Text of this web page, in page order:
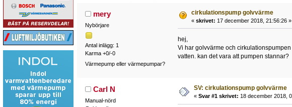
mery
Nybörjare
Antal inlägg: 1
Karma +0/-0
Värmepump eller värmepumpar?
cirkulationspump golvvärme
« skrivet: 17 december 2018, 21:56:26 »
hej,
Vi har golvvärme och
vatten. kan det vara att pumpen stannar?
Carl N
Manual-nörd
SV: cirkulationspump golvvärme
« Svar #1 skrivet: 18 december 2018,